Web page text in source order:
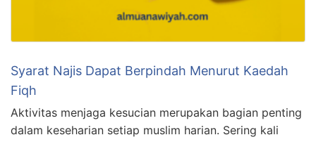
Syarat Najis Dapat Berpindah Menurut Kaedah
Fiqh
Aktivitas menjaga kesucian merupakan bagian penting
dalam keseharian setiap muslim harian. Sering kali